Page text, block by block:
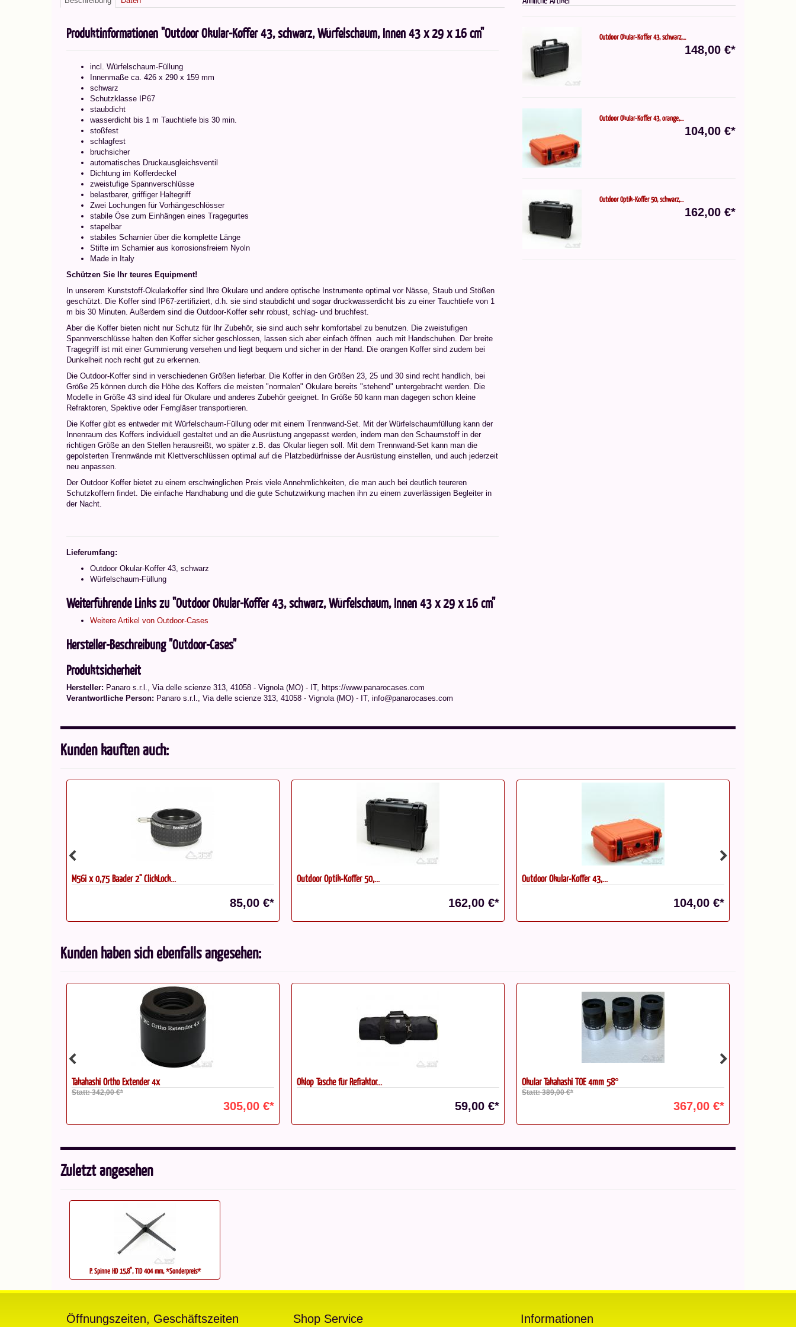
Produktinformationen "Outdoor Okular-Koffer 43, schwarz, Würfelschaum, Innen 43 x 29 x 16 cm"
incl. Würfelschaum-Füllung
Innenmaße ca. 426 x 290 x 159 mm
schwarz
Schutzklasse IP67
staubdicht
wasserdicht bis 1 m Tauchtiefe bis 30 min.
stoßfest
schlagfest
bruchsicher
automatisches Druckausgleichsventil
Dichtung im Kofferdeckel
zweistufige Spannverschlüsse
belastbarer, griffiger Haltegriff
Zwei Lochungen für Vorhängeschlösser
stabile Öse zum Einhängen eines Tragegurtes
stapelbar
stabiles Scharnier über die komplette Länge
Stifte im Scharnier aus korrosionsfreiem Nyoln
Made in Italy
Schützen Sie Ihr teures Equipment!
In unserem Kunststoff-Okularkoffer sind Ihre Okulare und andere optische Instrumente optimal vor Nässe, Staub und Stößen
geschützt. Die Koffer sind IP67-zertifiziert, d.h. sie sind staubdicht und sogar druckwasserdicht bis zu einer Tauchtiefe von 1
m bis 30 Minuten. Außerdem sind die Outdoor-Koffer sehr robust, schlag- und bruchfest.
Aber die Koffer bieten nicht nur Schutz für Ihr Zubehör, sie sind auch sehr komfortabel zu benutzen. Die zweistufigen
Spannverschlüsse halten den Koffer sicher geschlossen, lassen sich aber einfach öffnen  auch mit Handschuhen. Der breite
Tragegriff ist mit einer Gummierung versehen und liegt bequem und sicher in der Hand. Die orangen Koffer sind zudem bei
Dunkelheit noch recht gut zu erkennen.
Die Outdoor-Koffer sind in verschiedenen Größen lieferbar. Die Koffer in den Größen 23, 25 und 30 sind recht handlich, bei
Größe 25 können durch die Höhe des Koffers die meisten "normalen" Okulare bereits "stehend" untergebracht werden. Die
Modelle in Größe 43 sind ideal für Okulare und anderes Zubehör geeignet. In Größe 50 kann man dagegen schon kleine
Refraktoren, Spektive oder Ferngläser transportieren.
Die Koffer gibt es entweder mit Würfelschaum-Füllung oder mit einem Trennwand-Set. Mit der Würfelschaumfüllung kann der
Innenraum des Koffers individuell gestaltet und an die Ausrüstung angepasst werden, indem man den Schaumstoff in der
richtigen Größe an den Stellen herausreißt, wo später z.B. das Okular liegen soll. Mit dem Trennwand-Set kann man die
gepolsterten Trennwände mit Klettverschlüssen optimal auf die Platzbedürfnisse der Ausrüstung einstellen, und auch jederzeit
neu anpassen.
Der Outdoor Koffer bietet zu einem erschwinglichen Preis viele Annehmlichkeiten, die man auch bei deutlich teureren
Schutzkoffern findet. Die einfache Handhabung und die gute Schutzwirkung machen ihn zu einem zuverlässigen Begleiter in
der Nacht.
Lieferumfang:
Outdoor Okular-Koffer 43, schwarz
Würfelschaum-Füllung
Weiterführende Links zu "Outdoor Okular-Koffer 43, schwarz, Würfelschaum, Innen 43 x 29 x 16 cm"
Weitere Artikel von Outdoor-Cases
Hersteller-Beschreibung "Outdoor-Cases"
Produktsicherheit
Hersteller: Panaro s.r.l., Via delle scienze 313, 41058 - Vignola (MO) - IT, https://www.panarocases.com
Verantwortliche Person: Panaro s.r.l., Via delle scienze 313, 41058 - Vignola (MO) - IT, info@panarocases.com
Outdoor Okular-Koffer 43, schwarz,...
148,00 €*
Outdoor Okular-Koffer 43, orange,...
104,00 €*
Outdoor Optik-Koffer 50, schwarz,...
162,00 €*
Kunden kauften auch:
M56i x 0,75 Baader 2" ClickLock...
85,00 €*
Outdoor Optik-Koffer 50,...
162,00 €*
Outdoor Okular-Koffer 43,...
104,00 €*
Kunden haben sich ebenfalls angesehen:
Takahashi Ortho Extender 4x
Statt: 342,00 €*
305,00 €*
Oklop Tasche für Refraktor...
59,00 €*
Okular Takahashi TOE 4mm 58°
Statt: 389,00 €*
367,00 €*
Zuletzt angesehen
P. Spinne HD 15,8'', TID 404 mm, *Sonderpreis*
Öffnungszeiten, Geschäftszeiten Shop Service Informationen